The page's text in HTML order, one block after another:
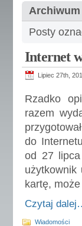
Archiwum
Posty
Internet
Lipiec 27th,
Rzadko
razem
do
od 27
użytkownik
kartę,
Czytaj
Wiadomości